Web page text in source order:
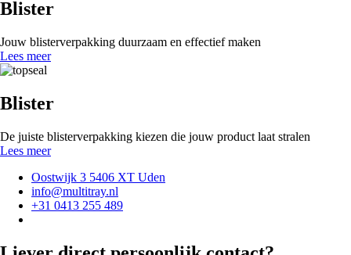
Blister
Jouw blisterverpakking duurzaam en effectief maken
Lees meer
Blister
De juiste blisterverpakking kiezen die jouw product laat stralen
Lees meer
Oostwijk 3 5406 XT Uden
info@multitray.nl
+31 0413 255 489